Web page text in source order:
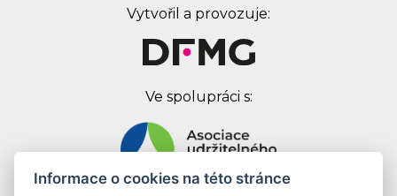
Vytvořil a provozuje:
Ve spolupráci s:
Informace o cookies na této stránce